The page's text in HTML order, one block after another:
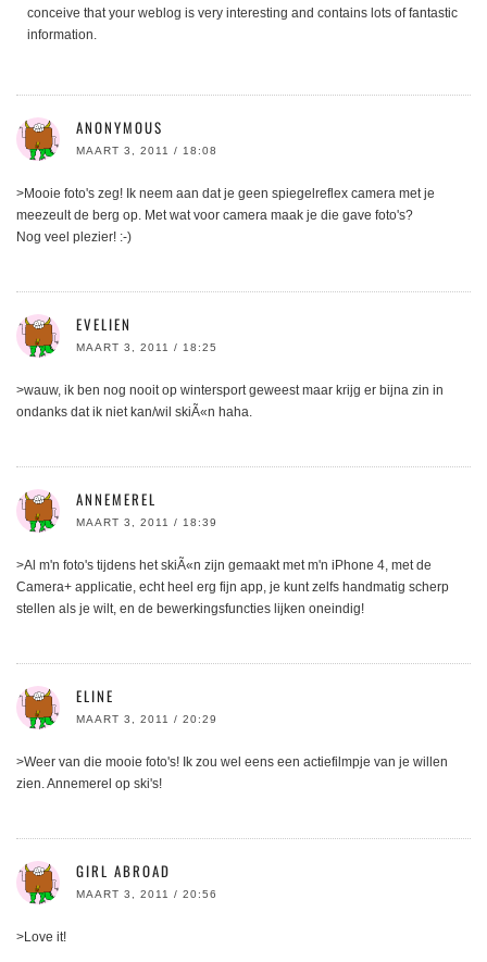
conceive that your weblog is very interesting and contains lots of fantastic
information.
ANONYMOUS
MAART 3, 2011 / 18:08
>Mooie foto's zeg! Ik neem aan dat je geen spiegelreflex camera met je
meezeult de berg op. Met wat voor camera maak je die gave foto's?
Nog veel plezier! :-)
EVELIEN
MAART 3, 2011 / 18:25
>wauw, ik ben nog nooit op wintersport geweest maar krijg er bijna zin in
ondanks dat ik niet kan/wil skiÃ«n haha.
ANNEMEREL
MAART 3, 2011 / 18:39
>Al m'n foto's tijdens het skiÃ«n zijn gemaakt met m'n iPhone 4, met de
Camera+ applicatie, echt heel erg fijn app, je kunt zelfs handmatig scherp
stellen als je wilt, en de bewerkingsfuncties lijken oneindig!
ELINE
MAART 3, 2011 / 20:29
>Weer van die mooie foto's! Ik zou wel eens een actiefilmpje van je willen
zien. Annemerel op ski's!
GIRL ABROAD
MAART 3, 2011 / 20:56
>Love it!